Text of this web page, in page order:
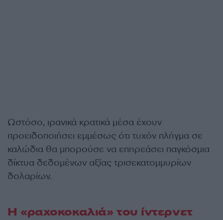
Ωστόσο, ιρανικά κρατικά μέσα έχουν
προειδοποιήσει εμμέσως ότι τυχόν πλήγμα σε
καλώδια θα μπορούσε να επηρεάσει παγκόσμια
δίκτυα δεδομένων αξίας τρισεκατομμυρίων
δολαρίων.
Η «ραχοκοκαλιά» του ίντερνετ